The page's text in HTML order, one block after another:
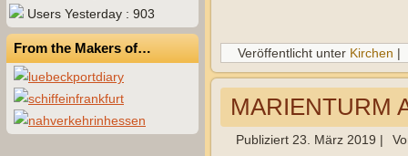
Users Yesterday : 903
From the Makers of… Veröffentlicht unter Kirchen |
MARIENTURM
Publiziert 23. März 2019 |